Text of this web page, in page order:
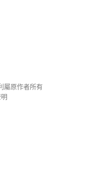
屬原作者所有